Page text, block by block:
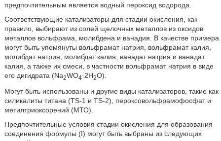
предпочтительным является водный пероксид водорода.
Соответствующие катализаторы для стадии окисления, как
правило, выбирают из солей щелочных металлов из оксидов
металлов вольфрама, молибдена и ванадия. В качестве примера
могут быть упомянуты вольфрамат натрия, вольфрамат калия,
молибдат натрия, молибдат калия, ванадат натрия и ванадат
калия, а также их смеси, в частности вольфрамат натрия в виде
его дигидрата (Na2WO4·2Н2О).
Могут быть использованы и другие виды катализаторов, такие как
силикалиты титана (TS-1 и TS-2), пероксовольфрамофосфат и
метилтриоксорений (МТО).
Предпочтительные условия стадии окисления для образования
соединения формулы (I) могут быть выбраны из следующих